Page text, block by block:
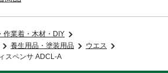
作業着・木材・DIY
養生用品・塗装用品
ウエス
スペンサ ADCL-A